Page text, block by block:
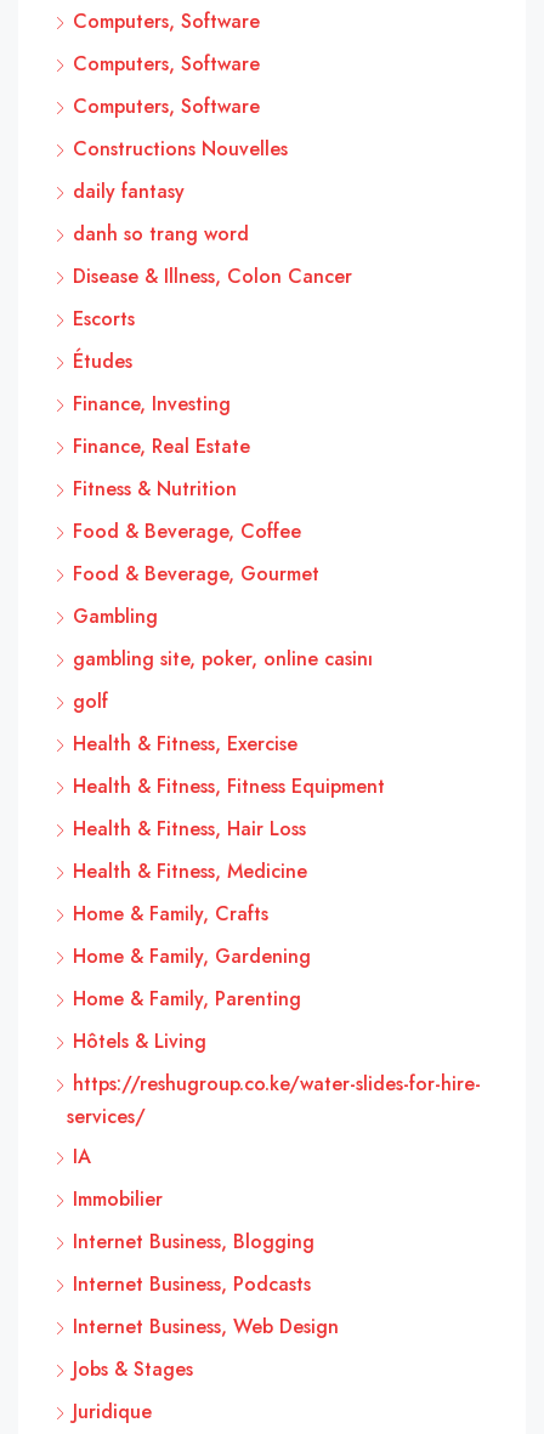
Computers, Software
Computers, Software
Computers, Software
Constructions Nouvelles
daily fantasy
danh so trang word
Disease & Illness, Colon Cancer
Escorts
Études
Finance, Investing
Finance, Real Estate
Fitness & Nutrition
Food & Beverage, Coffee
Food & Beverage, Gourmet
Gambling
gambling site, poker, online casinı
golf
Health & Fitness, Exercise
Health & Fitness, Fitness Equipment
Health & Fitness, Hair Loss
Health & Fitness, Medicine
Home & Family, Crafts
Home & Family, Gardening
Home & Family, Parenting
Hôtels & Living
https://reshugroup.co.ke/water-slides-for-hire-
services/
IA
Immobilier
Internet Business, Blogging
Internet Business, Podcasts
Internet Business, Web Design
Jobs & Stages
Juridique